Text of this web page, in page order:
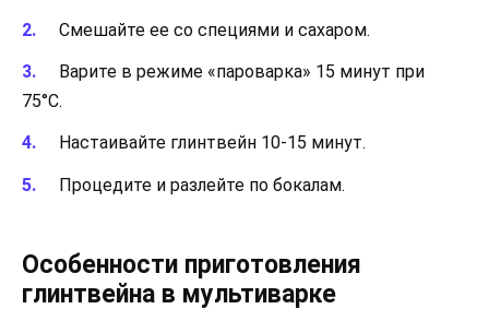
Смешайте ее со специями и сахаром.
Варите в режиме «пароварка» 15 минут при
75°C.
Настаивайте глинтвейн 10-15 минут.
Процедите и разлейте по бокалам.
Особенности приготовления
глинтвейна в мультиварке